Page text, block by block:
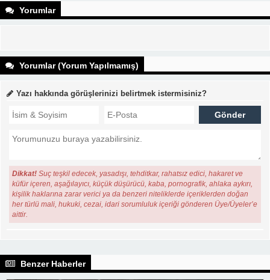
Yorumlar
Yorumlar (Yorum Yapılmamış)
Yazı hakkında görüşlerinizi belirtmek istermisiniz?
Dikkat! Suç teşkil edecek, yasadışı, tehditkar, rahatsız edici, hakaret ve
küfür içeren, aşağılayıcı, küçük düşürücü, kaba, pornografik, ahlaka aykırı,
kişilik haklarına zarar verici ya da benzeri niteliklerde içeriklerden doğan
her türlü mali, hukuki, cezai, idari sorumluluk içeriği gönderen Üye/Üyeler’e
aittir.
Benzer Haberler